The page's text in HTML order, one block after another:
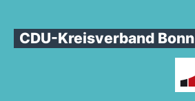
CDU-Kreisverband Bonn